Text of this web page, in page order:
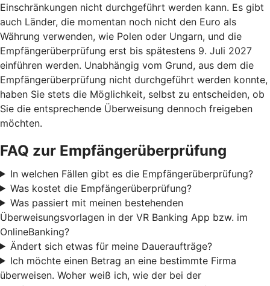
Einschränkungen nicht durchgeführt werden kann. Es gibt
auch Länder, die momentan noch nicht den Euro als
Währung verwenden, wie Polen oder Ungarn, und die
Empfängerüberprüfung erst bis spätestens 9. Juli 2027
einführen werden. Unabhängig vom Grund, aus dem die
Empfängerüberprüfung nicht durchgeführt werden konnte,
haben Sie stets die Möglichkeit, selbst zu entscheiden, ob
Sie die entsprechende Überweisung dennoch freigeben
möchten.
FAQ zur Empfängerüberprüfung
In welchen Fällen gibt es die Empfängerüberprüfung?
Was kostet die Empfängerüberprüfung?
Was passiert mit meinen bestehenden
Überweisungsvorlagen in der VR Banking App bzw. im
OnlineBanking?
Ändert sich etwas für meine Daueraufträge?
Ich möchte einen Betrag an eine bestimmte Firma
überweisen. Woher weiß ich, wie der bei der